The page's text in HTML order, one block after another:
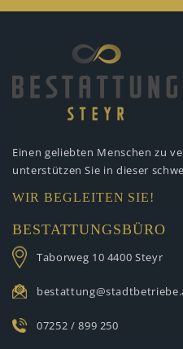
Einen geliebten Menschen zu
unterstützen Sie in dieser
WIR BEGLEITEN SIE!
BESTATTUNGSBÜRO
Taborweg 10 4400 Steyr
07252 / 899 250